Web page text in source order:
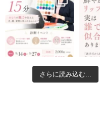
さらに読み込む...